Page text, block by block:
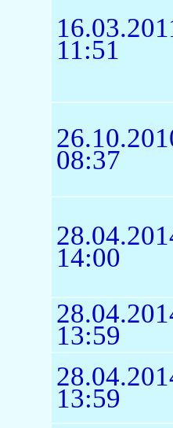
11:51
08:37
14:00
13:59
13:59